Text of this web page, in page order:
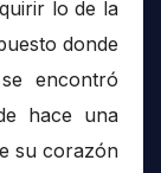
lo de la
donde
encontró
hace una
su corazón